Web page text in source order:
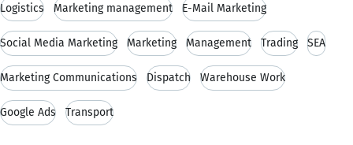
Logistics Marketing management E-Mail Marketing
Social Media Marketing Marketing Management Trading SEA
Marketing Communications Dispatch Warehouse Work
Google Ads Transport